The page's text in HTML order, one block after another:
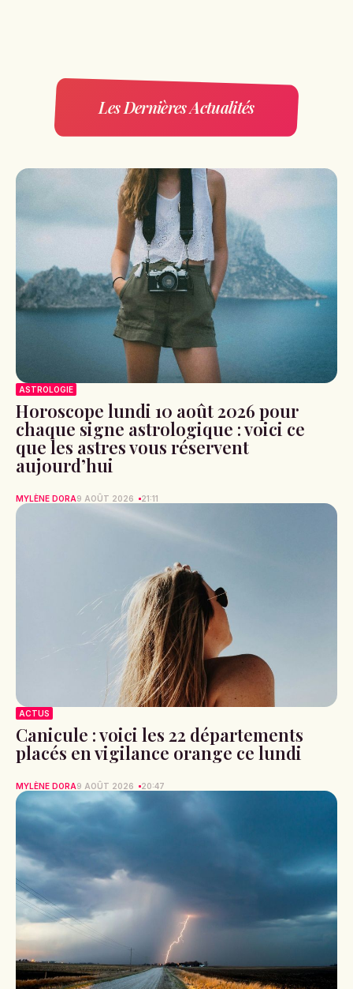
Les Dernières Actualités
ASTROLOGIE
Horoscope lundi 10 août 2026 pour
chaque signe astrologique : voici ce
que les astres vous réservent
aujourd’hui
MYLÈNE DORA9 AOÛT 2026 21:11
ACTUS
Canicule : voici les 22 départements
placés en vigilance orange ce lundi
MYLÈNE DORA9 AOÛT 2026 20:47